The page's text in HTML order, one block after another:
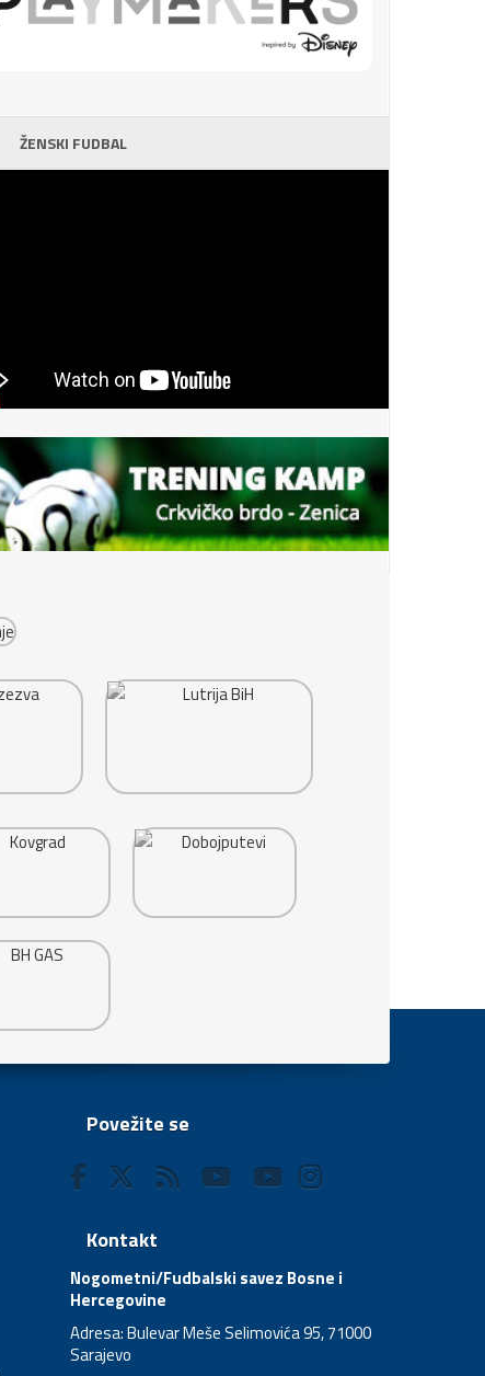
ŽENSKI FUDBAL
Povežite se
Kontakt
Nogometni/Fudbalski savez Bosne i
Hercegovine
Adresa: Bulevar Meše Selimovića 95, 71000
Sarajevo